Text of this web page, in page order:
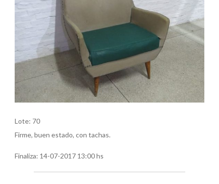
Lote: 70
Firme, buen estado, con tachas.
Finaliza: 14-07-2017 13:00 hs